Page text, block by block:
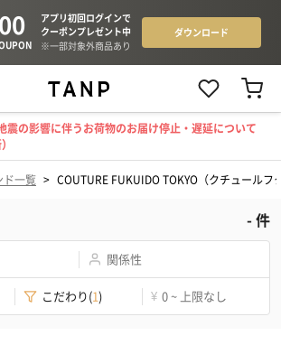
震の影響に伴うお荷物のお届け停止・遅延について
ド一覧 > COUTURE FUKUIDO TOKYO（クチュールフ
-件
関係性
こだわり(1) ¥ 0 ~ 上限なし